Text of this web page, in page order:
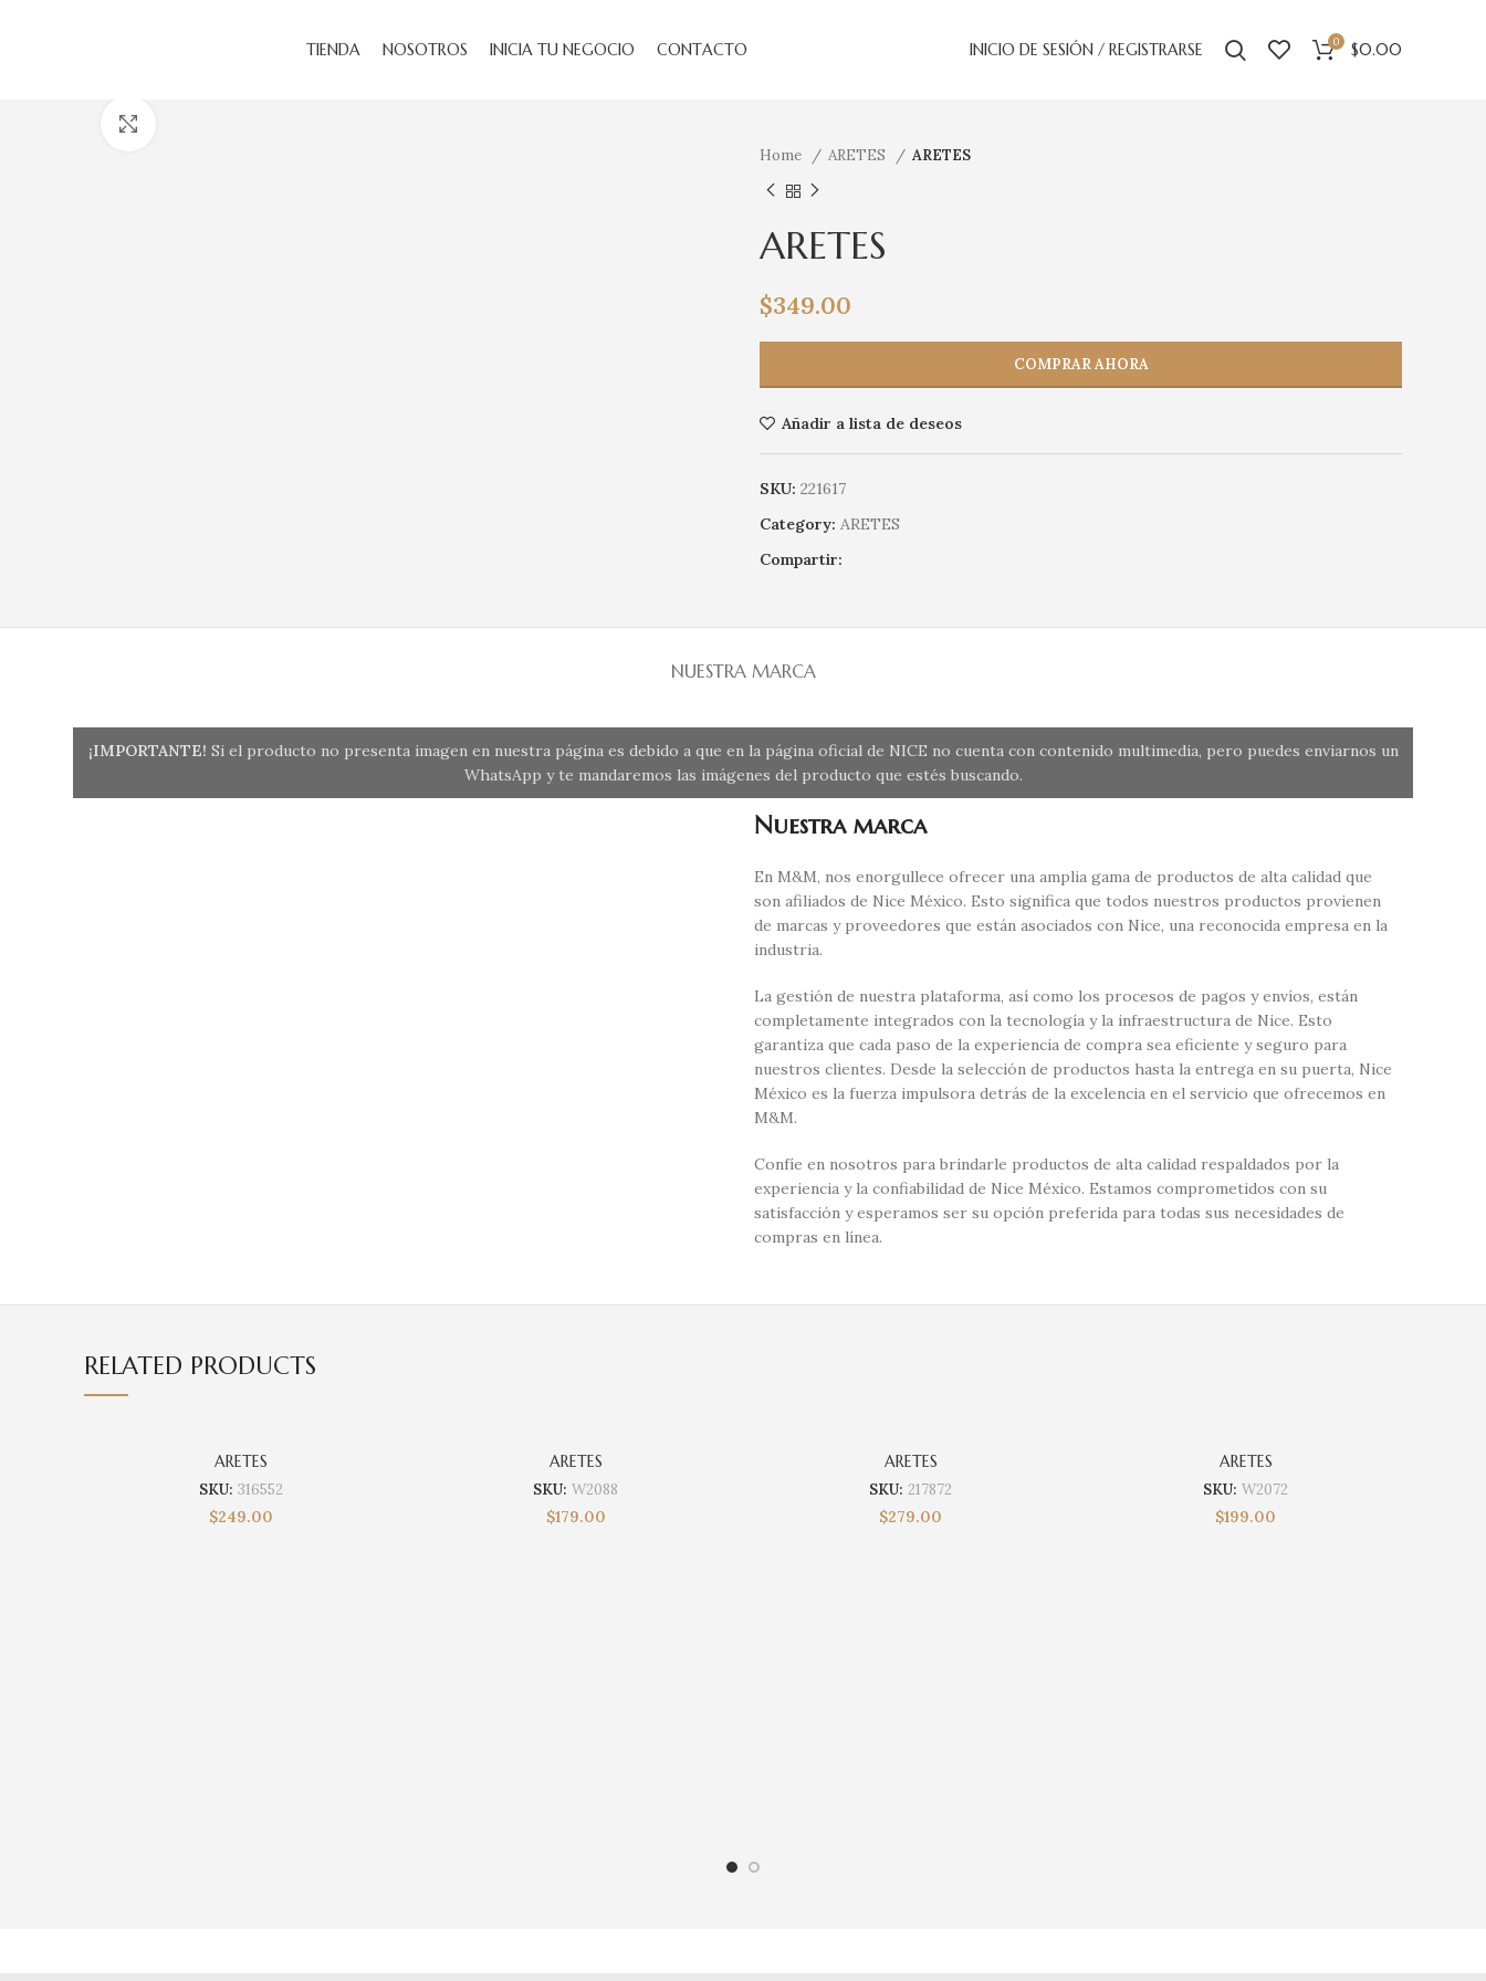
TIENDA NOSOTROS INICIA TU NEGOCIO CONTACTO INICIO DE SESIÓN / REGISTRARSE 0 $0.00
Home
ARETES ARETES
ARETES
$349.00
COMPRAR AHORA
Añadir a lista de deseos
SKU: 221617
Category: ARETES
Compartir:
NUESTRA MARCA
¡IMPORTANTE! Si el producto no presenta imagen en nuestra página es debido a que en la página oficial de NICE no cuenta con contenido multimedia, pero puedes enviarnos un
WhatsApp y te mandaremos las imágenes del producto que estés buscando.
Nuestra marca
En M&M, nos enorgullece ofrecer una amplia gama de productos de alta calidad que
son afiliados de Nice México. Esto significa que todos nuestros productos provienen
de marcas y proveedores que están asociados con Nice, una reconocida empresa en la
industria.
La gestión de nuestra plataforma, así como los procesos de pagos y envíos, están
completamente integrados con la tecnología y la infraestructura de Nice. Esto
garantiza que cada paso de la experiencia de compra sea eficiente y seguro para
nuestros clientes. Desde la selección de productos hasta la entrega en su puerta, Nice
México es la fuerza impulsora detrás de la excelencia en el servicio que ofrecemos en
M&M.
Confíe en nosotros para brindarle productos de alta calidad respaldados por la
experiencia y la confiabilidad de Nice México. Estamos comprometidos con su
satisfacción y esperamos ser su opción preferida para todas sus necesidades de
compras en línea.
RELATED PRODUCTS
ARETES
SKU: 316552
$249.00
ARETES
SKU: W2088
$179.00
ARETES
SKU: 217872
$279.00
ARETES
SKU: W2072
$199.00